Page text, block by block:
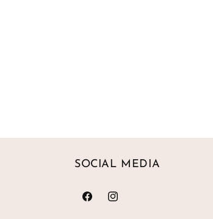
SOCIAL MEDIA
FacebookInstagram